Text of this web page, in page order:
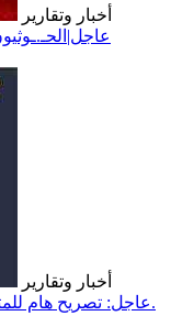
أخبار وتقارير
أخبار وتقارير
عاجل: تصريح هام للمتحدث الرسمي بإسم القوات المسلحة اليمنية.